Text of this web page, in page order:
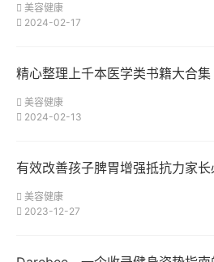
美容健康
2024-02-17
精心整理上千本医学类书籍大合集
美容健康
2024-02-13
有效改善孩子脾胃增强抵抗力家
美容健康
2023-12-27